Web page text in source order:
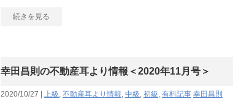
続きを見る
幸田昌則の不動産耳より情報＜2020年11月号＞
2020/10/27 | 上級 , 不動産耳より情報, 中級 , 初級 , 有料記事 幸田昌則